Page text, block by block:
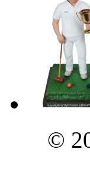
©